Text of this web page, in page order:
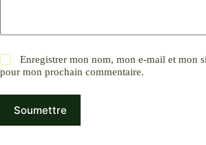
Enregistrer mon nom, mon e-mail et mon
pour mon prochain commentaire.
Soumettre